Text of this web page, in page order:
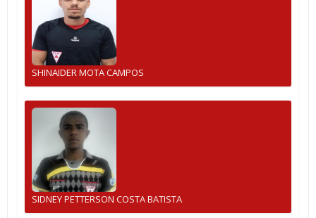
SHINAIDER MOTA CAMPOS
SIDNEY PETTERSON COSTA BATISTA